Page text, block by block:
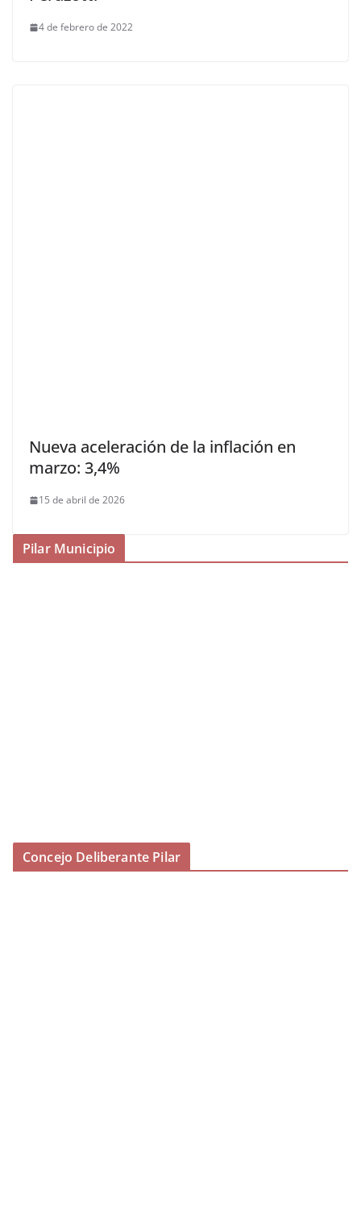
4 de febrero de 2022
Nueva aceleración de la inflación en
marzo: 3,4%
15 de abril de 2026
Pilar Municipio
Concejo Deliberante Pilar